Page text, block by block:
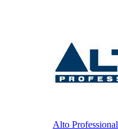
Alto Professional